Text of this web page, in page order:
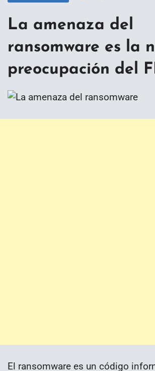
La amenaza del
ransomware es la
preocupación del
El ransomware es un código